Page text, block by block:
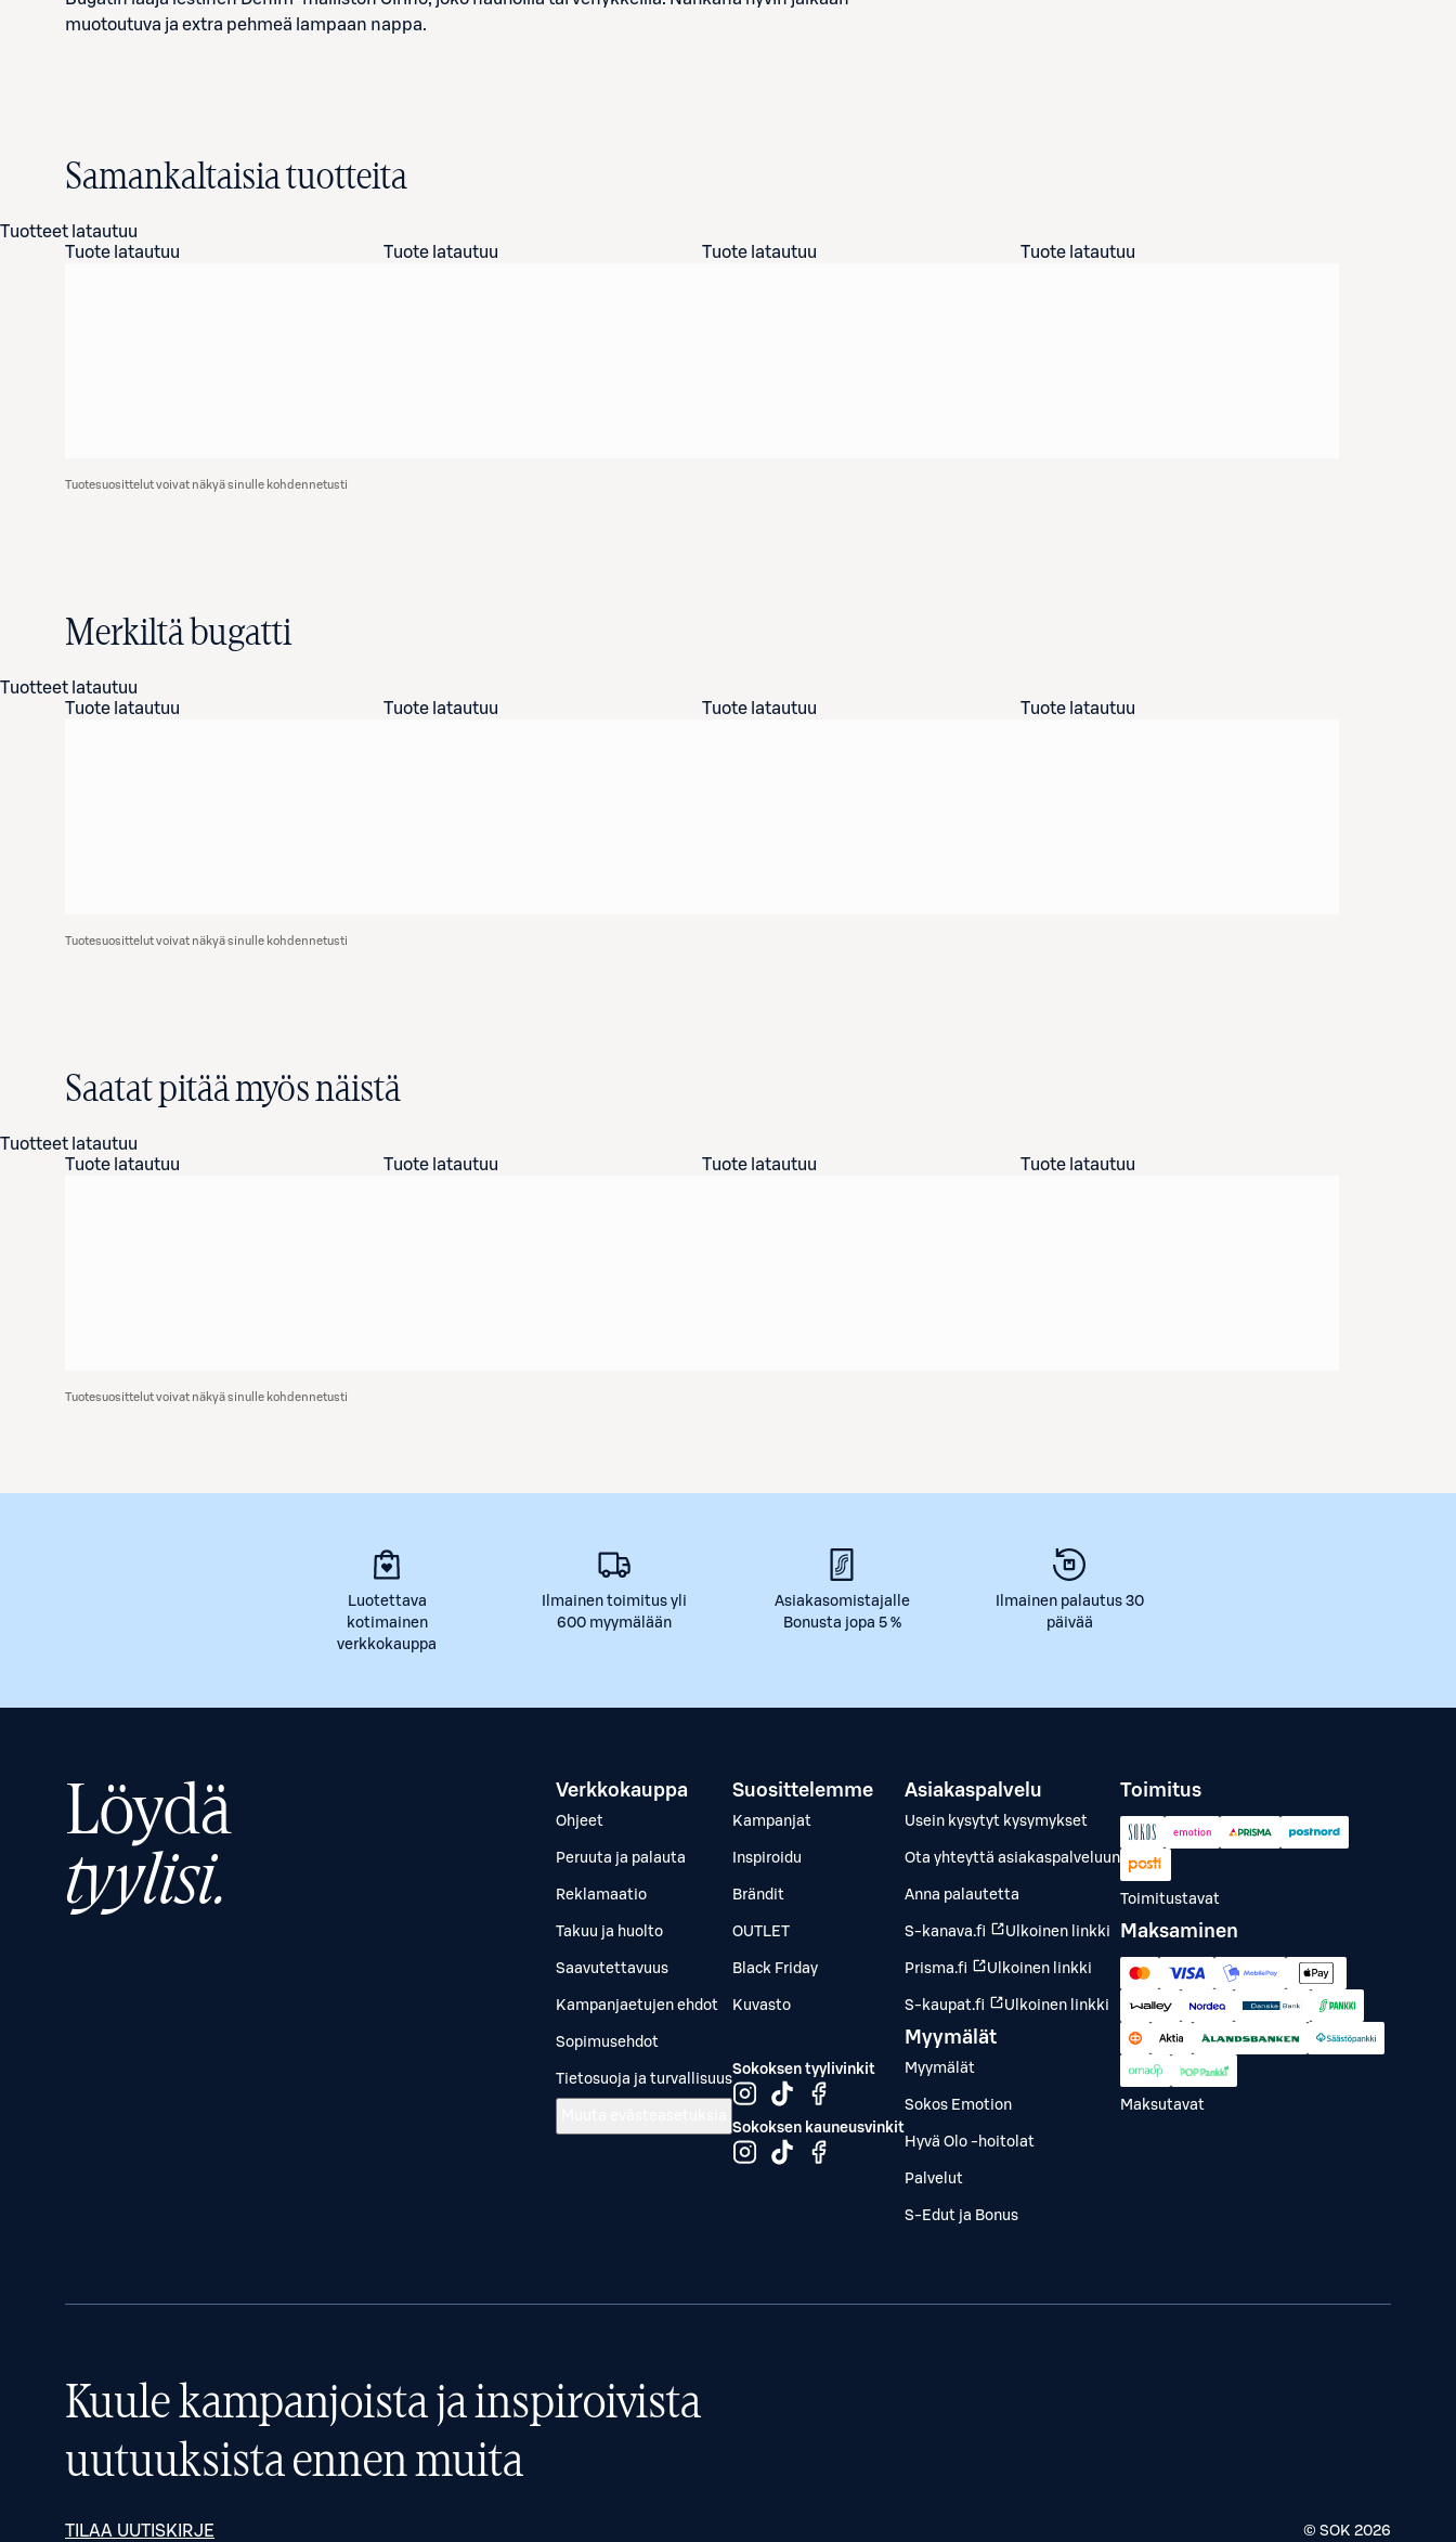
muotoutuva ja extra pehmeä lampaan nappa.
Samankaltaisia tuotteita
Tuotteet latautuu
Tuote latautuu
Tuote latautuu Tuote latautuu Tuote latautuu
Tuotesuosittelut voivat näkyä sinulle kohdennetusti
Merkiltä bugatti
Tuotteet latautuu
Tuote latautuu
Tuote latautuu Tuote latautuu Tuote latautuu
Tuotesuosittelut voivat näkyä sinulle kohdennetusti
Saatat pitää myös näistä
Tuotteet latautuu
Tuote latautuu
Tuote latautuu Tuote latautuu Tuote latautuu
Tuotesuosittelut voivat näkyä sinulle kohdennetusti
Luotettava
kotimainen
verkkokauppa
Ilmainen toimitus yli
600 myymälään
Asiakasomistajalle
Bonusta jopa 5 %
Ilmainen palautus 30
päivää
Löydä
tyylisi.
Verkkokauppa
Ohjeet
Peruuta ja palauta
Reklamaatio
Takuu ja huolto
Saavutettavuus
Kampanjaetujen ehdot
Sopimusehdot
Tietosuoja ja turvallisuus
Suosittelemme
Kampanjat
Inspiroidu
Brändit
OUTLET
Black Friday
Kuvasto
Sokoksen tyylivinkit
Sokoksen kauneusvinkit
Asiakaspalvelu
Usein kysytyt kysymykset
Ota yhteyttä asiakaspalveluun
Anna palautetta
S-kanava.fi Ulkoinen linkki
Prisma.fi Ulkoinen linkki
S-kaupat.fi Ulkoinen linkki
Myymälät
Myymälät
Sokos Emotion
Hyvä Olo -hoitolat
Palvelut
S-Edut ja Bonus
Toimitus
Toimitustavat
Maksaminen
Maksutavat
Kuule kampanjoista ja inspiroivista
uutuuksista ennen muita
TILAA UUTISKIRJE © SOK 2026